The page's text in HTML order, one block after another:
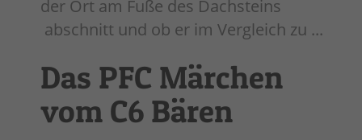
der Ort am Fuße des Dachsteins
abschnitt und ob er im Vergleich zu ...
Das PFC Märchen
vom C6 Bären